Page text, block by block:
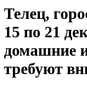
Телец,
15 по 21
домашние
требуют